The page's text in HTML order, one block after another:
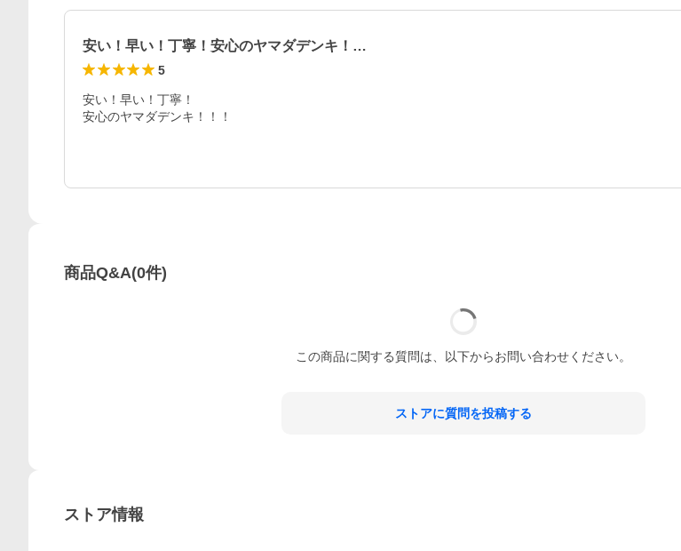
安い！早い！丁寧！安心のヤマダデンキ！…
5
安い！早い！丁寧！
安心のヤマダデンキ！！！
商品Q&A(0件)
この商品に関する質問は、以下からお問い合わせください。
ストアに質問を投稿する
ストア情報